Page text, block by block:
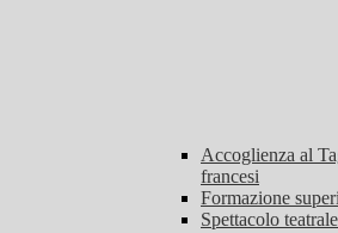
Accoglienza al
francesi
Formazione
Spettacolo